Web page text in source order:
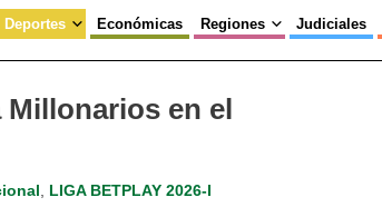
Deportes Económicas Regiones Judiciales
Millonarios en el
LIGA BETPLAY 2026-I